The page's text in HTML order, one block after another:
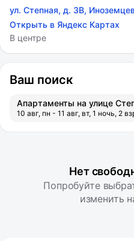
ул. Степная, д. 3В,
Открыть в Яндекс Картах
В центре
Ваш поиск
Апартаменты на улице
10 авг, пн - 11 авг, вт, 1 ночь, 2
Нет
Попробуйте
изменить